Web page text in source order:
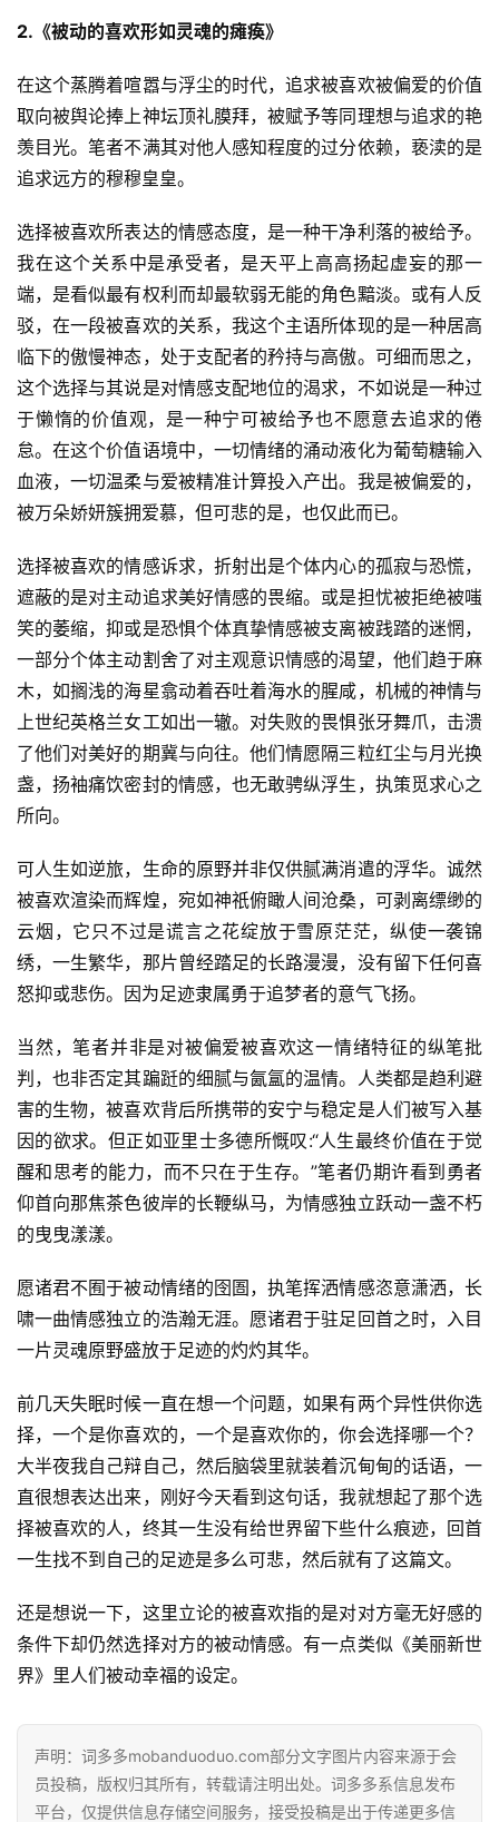
首
好
词
句
经
典
歌
词
古
今
诗
词
常
用
贺
登录 注册
2.《被动的喜欢形如灵魂的瘫痪》
在这个蒸腾着喧嚣与浮尘的时代，追求被喜欢被偏爱的价值
取向被舆论捧上神坛顶礼膜拜，被赋予等同理想与追求的艳
羡目光。笔者不满其对他人感知程度的过分依赖，亵渎的是
追求远方的穆穆皇皇。
选择被喜欢所表达的情感态度，是一种干净利落的被给予。
我在这个关系中是承受者，是天平上高高扬起虚妄的那一
端，是看似最有权利而却最软弱无能的角色黯淡。或有人反
驳，在一段被喜欢的关系，我这个主语所体现的是一种居高
临下的傲慢神态，处于支配者的矜持与高傲。可细而思之，
这个选择与其说是对情感支配地位的渴求，不如说是一种过
于懒惰的价值观，是一种宁可被给予也不愿意去追求的倦
怠。在这个价值语境中，一切情绪的涌动液化为葡萄糖输入
血液，一切温柔与爱被精准计算投入产出。我是被偏爱的，
被万朵娇妍簇拥爱慕，但可悲的是，也仅此而已。
选择被喜欢的情感诉求，折射出是个体内心的孤寂与恐慌，
遮蔽的是对主动追求美好情感的畏缩。或是担忧被拒绝被嗤
笑的萎缩，抑或是恐惧个体真挚情感被支离被践踏的迷惘，
一部分个体主动割舍了对主观意识情感的渴望，他们趋于麻
木，如搁浅的海星翕动着吞吐着海水的腥咸，机械的神情与
上世纪英格兰女工如出一辙。对失败的畏惧张牙舞爪，击溃
了他们对美好的期冀与向往。他们情愿隔三粒红尘与月光换
盏，扬袖痛饮密封的情感，也无敢骋纵浮生，执策觅求心之
所向。
可人生如逆旅，生命的原野并非仅供腻满消遣的浮华。诚然
被喜欢渲染而辉煌，宛如神祇俯瞰人间沧桑，可剥离缥缈的
云烟，它只不过是谎言之花绽放于雪原茫茫，纵使一袭锦
绣，一生繁华，那片曾经踏足的长路漫漫，没有留下任何喜
怒抑或悲伤。因为足迹隶属勇于追梦者的意气飞扬。
当然，笔者并非是对被偏爱被喜欢这一情绪特征的纵笔批
判，也非否定其蹁跹的细腻与氤氲的温情。人类都是趋利避
害的生物，被喜欢背后所携带的安宁与稳定是人们被写入基
因的欲求。但正如亚里士多德所慨叹:“人生最终价值在于觉
醒和思考的能力，而不只在于生存。”笔者仍期许看到勇者
仰首向那焦茶色彼岸的长鞭纵马，为情感独立跃动一盏不朽
的曳曳漾漾。
愿诸君不囿于被动情绪的囹圄，执笔挥洒情感恣意潇洒，长
啸一曲情感独立的浩瀚无涯。愿诸君于驻足回首之时，入目
一片灵魂原野盛放于足迹的灼灼其华。
前几天失眠时候一直在想一个问题，如果有两个异性供你选
择，一个是你喜欢的，一个是喜欢你的，你会选择哪一个？
大半夜我自己辩自己，然后脑袋里就装着沉甸甸的话语，一
直很想表达出来，刚好今天看到这句话，我就想起了那个选
择被喜欢的人，终其一生没有给世界留下些什么痕迹，回首
一生找不到自己的足迹是多么可悲，然后就有了这篇文。
还是想说一下，这里立论的被喜欢指的是对对方毫无好感的
条件下却仍然选择对方的被动情感。有一点类似《美丽新世
界》里人们被动幸福的设定。
声明：词多多mobanduoduo.com部分文字图片内容来源于会
员投稿，版权归其所有，转载请注明出处。词多多系信息发布
平台，仅提供信息存储空间服务，接受投稿是出于传递更多信